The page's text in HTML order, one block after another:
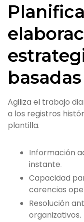
Agiliza el trabajo
a los registros
plantilla.
Información
instante.
Capacidad
carencias
Resolución
organizativos.